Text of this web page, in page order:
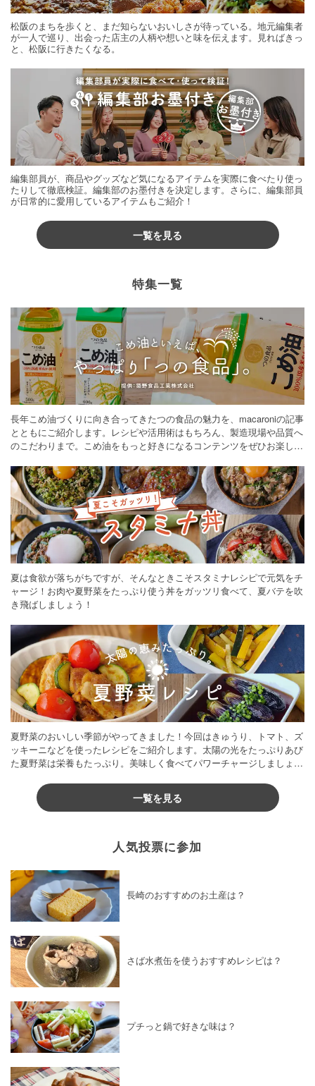
松阪のまちを歩くと、まだ知らないおいしさが待っている。地元編集者
が一人で巡り、出会った店主の人柄や想いと味を伝えます。見ればきっ
と、松阪に行きたくなる。
編集部員が、商品やグッズなど気になるアイテムを実際に食べたり使っ
たりして徹底検証。編集部のお墨付きを決定します。さらに、編集部員
が日常的に愛用しているアイテムもご紹介！
一覧を見る
特集一覧
長年こめ油づくりに向き合ってきたつの食品の魅力を、macaroniの記事
とともにご紹介します。レシピや活用術はもちろん、製造現場や品質へ
のこだわりまで。こめ油をもっと好きになるコンテンツをぜひお楽しみ
夏は食欲が落ちがちですが、そんなときこそスタミナレシピで元気をチ
ャージ！お肉や夏野菜をたっぷり使う丼をガッツリ食べて、夏バテを吹
き飛ばしましょう！
夏野菜のおいしい季節がやってきました！今回はきゅうり、トマト、ズ
ッキーニなどを使ったレシピをご紹介します。太陽の光をたっぷりあび
た夏野菜は栄養もたっぷり。美味しく食べてパワーチャージしましょう
一覧を見る
人気投票に参加
長崎のおすすめのお土産は？
さば水煮缶を使うおすすめレシピは？
プチっと鍋で好きな味は？